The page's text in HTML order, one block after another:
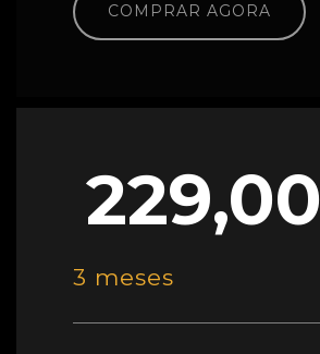
COMPRAR AGORA
229,00
3 meses